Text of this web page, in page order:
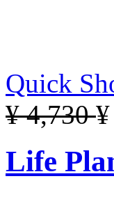
Quick
¥ 4,730
Life